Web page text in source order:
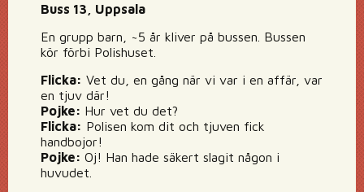
Buss 13, Uppsala
En grupp barn, ~5 år kliver på bussen. Bussen
kör förbi Polishuset.
Flicka: Vet du, en gång när vi var i en affär, var
en tjuv där!
Pojke: Hur vet du det?
Flicka: Polisen kom dit och tjuven fick
handbojor!
Pojke: Oj! Han hade säkert slagit någon i
huvudet.